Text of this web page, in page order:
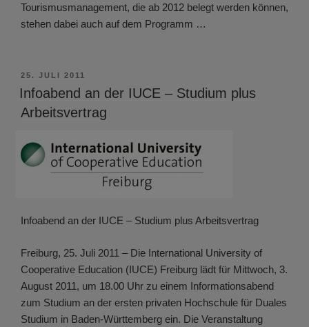
Tourismusmanagement, die ab 2012 belegt werden können,
stehen dabei auch auf dem Programm …
VERÖFFENTLICHT
AM
25. JULI 2011
Infoabend an der IUCE – Studium plus
Arbeitsvertrag
Infoabend an der IUCE – Studium plus Arbeitsvertrag
Freiburg, 25. Juli 2011 – Die International University of
Cooperative Education (IUCE) Freiburg lädt für Mittwoch, 3.
August 2011, um 18.00 Uhr zu einem Informationsabend
zum Studium an der ersten privaten Hochschule für Duales
Studium in Baden-Württemberg ein. Die Veranstaltung